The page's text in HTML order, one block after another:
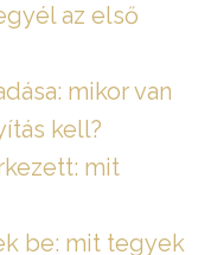
az első
mikor van
kell?
mit
be: mit tegyek